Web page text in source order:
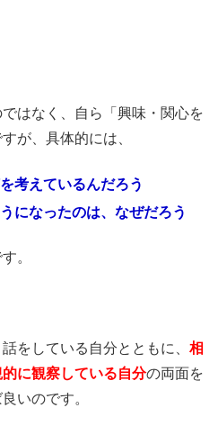
はなく、自ら「興味・関心を
が、具体的には、
考えているんだろう
になったのは、なぜだろう
。
をしている自分とともに、 相
に観察している自分の両面を
いのです。